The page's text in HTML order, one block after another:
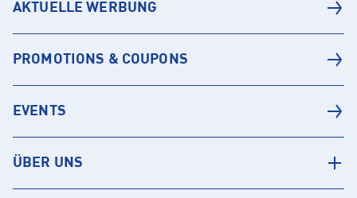
AKTUELLE WERBUNG
PROMOTIONS & COUPONS
EVENTS
ÜBER UNS